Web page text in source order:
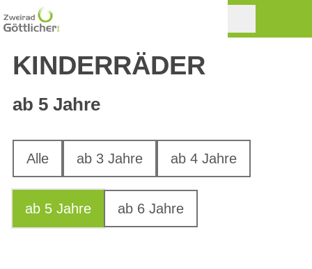
KINDERRÄDER
ab 5 Jahre
Alle ab 3 Jahre ab 4 Jahre
ab 5 Jahre ab 6 Jahre